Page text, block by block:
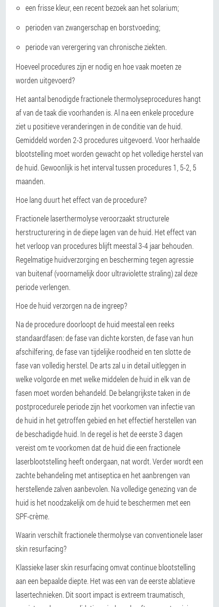
een frisse kleur, een recent bezoek aan het solarium;
perioden van zwangerschap en borstvoeding;
periode van verergering van chronische ziekten.
Hoeveel procedures zijn er nodig en hoe vaak moeten ze
worden uitgevoerd?
Het aantal benodigde fractionele thermolyseprocedures hangt
af van de taak die voorhanden is. Al na een enkele procedure
ziet u positieve veranderingen in de conditie van de huid.
Gemiddeld worden 2-3 procedures uitgevoerd. Voor herhaalde
blootstelling moet worden gewacht op het volledige herstel van
de huid. Gewoonlijk is het interval tussen procedures 1, 5-2, 5
maanden.
Hoe lang duurt het effect van de procedure?
Fractionele laserthermolyse veroorzaakt structurele
herstructurering in de diepe lagen van de huid. Het effect van
het verloop van procedures blijft meestal 3-4 jaar behouden.
Regelmatige huidverzorging en bescherming tegen agressie
van buitenaf (voornamelijk door ultraviolette straling) zal deze
periode verlengen.
Hoe de huid verzorgen na de ingreep?
Na de procedure doorloopt de huid meestal een reeks
standaardfasen: de fase van dichte korsten, de fase van hun
afschilfering, de fase van tijdelijke roodheid en ten slotte de
fase van volledig herstel. De arts zal u in detail uitleggen in
welke volgorde en met welke middelen de huid in elk van de
fasen moet worden behandeld. De belangrijkste taken in de
postprocedurele periode zijn het voorkomen van infectie van
de huid in het getroffen gebied en het effectief herstellen van
de beschadigde huid. In de regel is het de eerste 3 dagen
vereist om te voorkomen dat de huid die een fractionele
laserblootstelling heeft ondergaan, nat wordt. Verder wordt een
zachte behandeling met antiseptica en het aanbrengen van
herstellende zalven aanbevolen. Na volledige genezing van de
huid is het noodzakelijk om de huid te beschermen met een
SPF-crème.
Waarin verschilt fractionele thermolyse van conventionele laser
skin resurfacing?
Klassieke laser skin resurfacing omvat continue blootstelling
aan een bepaalde diepte. Het was een van de eerste ablatieve
lasertechnieken. Dit soort impact is extreem traumatisch,